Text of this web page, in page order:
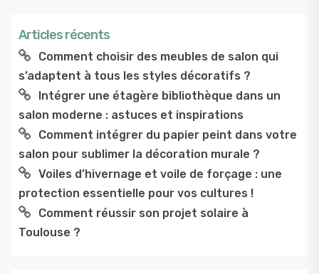
Articles récents
Comment choisir des meubles de salon qui
s’adaptent à tous les styles décoratifs ?
Intégrer une étagère bibliothèque dans un
salon moderne : astuces et inspirations
Comment intégrer du papier peint dans votre
salon pour sublimer la décoration murale ?
Voiles d’hivernage et voile de forçage : une
protection essentielle pour vos cultures !
Comment réussir son projet solaire à
Toulouse ?